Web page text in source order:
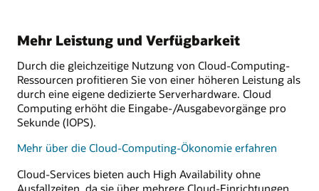
Mehr Leistung und Verfügbarkeit
Durch die gleichzeitige Nutzung von Cloud-Computing-
Ressourcen profitieren Sie von einer höheren Leistung als
durch eine eigene dedizierte Serverhardware. Cloud
Computing erhöht die Eingabe-/Ausgabevorgänge pro
Sekunde (IOPS).
Mehr über die Cloud-Computing-Ökonomie erfahren
Cloud-Services bieten auch High Availability ohne
Ausfallzeiten, da sie über mehrere Cloud-Einrichtungen